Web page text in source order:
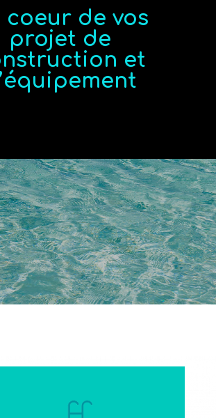
coeur de vos
projet de
et